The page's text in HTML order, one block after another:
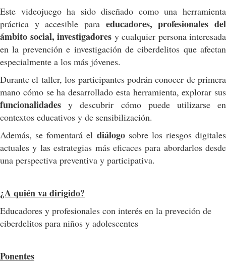
Este videojuego ha sido diseñado como una herramienta
práctica y accesible para educadores, profesionales del
ámbito social, investigadores y cualquier persona interesada
en la prevención e investigación de ciberdelitos que afectan
especialmente a los más jóvenes.
Durante el taller, los participantes podrán conocer de primera
mano cómo se ha desarrollado esta herramienta, explorar sus
funcionalidades y descubrir cómo puede utilizarse en
contextos educativos y de sensibilización.
Además, se fomentará el diálogosobre los riesgos digitales
actuales y las estrategias más eficaces para abordarlos desde
una perspectiva preventiva y participativa.
¿A quién va dirigido?
Educadores y profesionales con interés en la preveción de
ciberdelitos para niños y adolescentes
Ponentes